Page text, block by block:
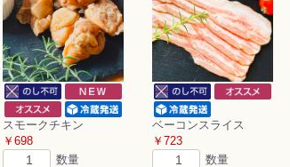
スモークチキン
￥698
数量
ベーコンスライス
￥723
数量